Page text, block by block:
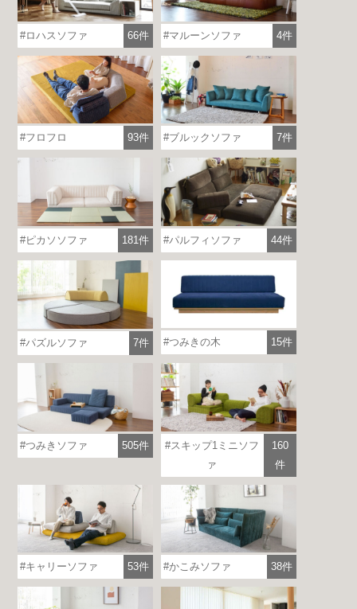
各地で出張ショールームを開催！
この機会にHAREMのソファをお試しくだ
さい。
※一部日時は予約制
詳しくはこちら
ロハスソファ 66件 マルーンソファ 4件
フロフロ 93件 ブルックソファ 7件
ピカソソファ 181件 パルフィソファ 44件
パズルソファ 7件 つみきの木 15件
つみきソファ 505件
スキップ1ミニソフ
ァ
160
件
キャリーソファ 53件 かこみソファ 38件